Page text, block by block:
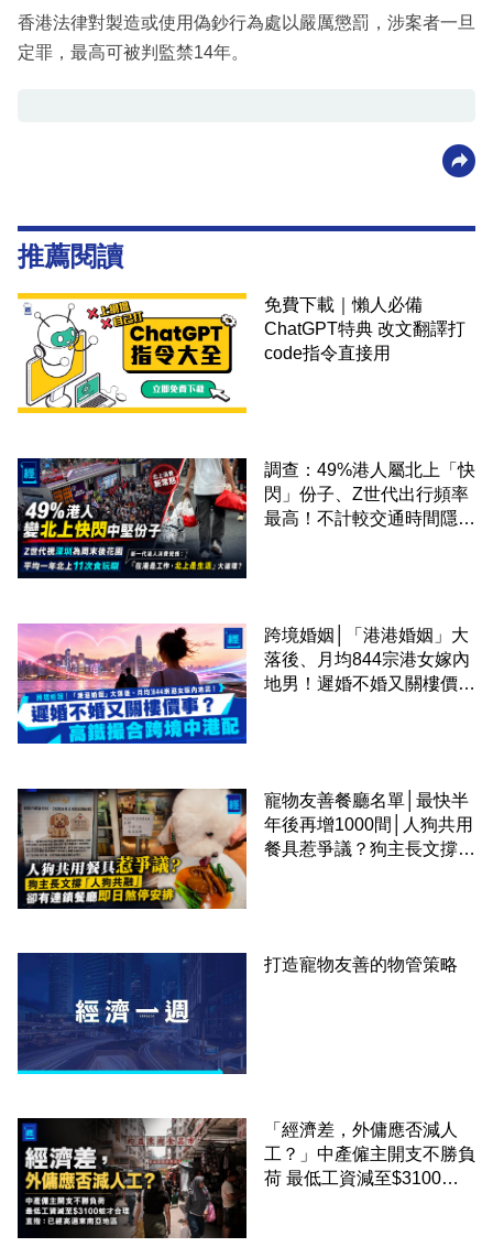
香港法律對製造或使用偽鈔行為處以嚴厲懲罰，涉案者一旦
定罪，最高可被判監禁14年。
推薦閱讀
免費下載｜懶人必備
ChatGPT特典 改文翻譯打
code指令直接用
調查：49%港人屬北上「快
閃」份子、Z世代出行頻率
最高！不計較交通時間隱形
跨境婚姻│「港港婚姻」大
落後、月均844宗港女嫁內
地男！遲婚不婚又關樓價
寵物友善餐廳名單│最快半
年後再增1000間│人狗共用
餐具惹爭議？狗主長文撐
打造寵物友善的物管策略
「經濟差，外傭應否減人
工？」中產僱主開支不勝負
荷 最低工資減至$3100蚊